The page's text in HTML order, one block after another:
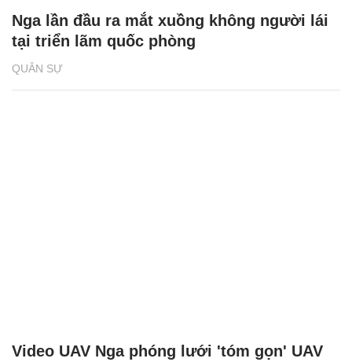
QUÂN SỰ
Nga lần đầu ra mắt xuồng không người lái
tại triển lãm quốc phòng
Video UAV Nga phóng lưới 'tóm gọn' UAV